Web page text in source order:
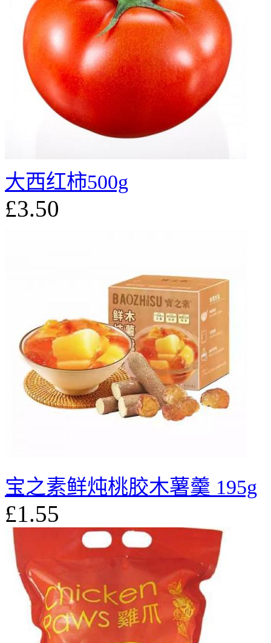
大西红柿500g
£3.50
宝之素鲜炖桃胶木薯羹 195g
£1.55